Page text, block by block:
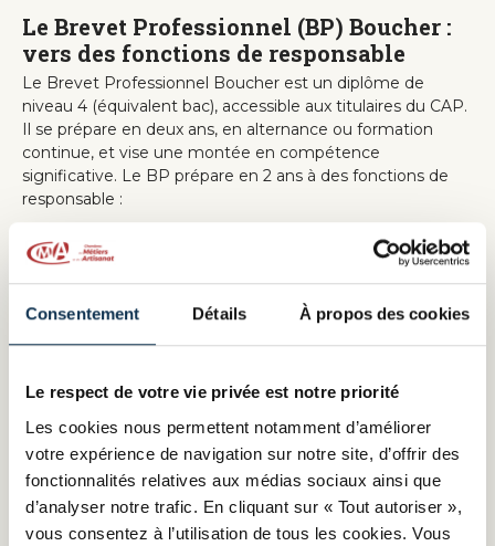
Consentement Détails À propos des cookies
Le respect de votre vie privée est notre priorité
Les cookies nous permettent notamment d’améliorer
votre expérience de navigation sur notre site, d’offrir des
fonctionnalités relatives aux médias sociaux ainsi que
d’analyser notre trafic. En cliquant sur « Tout autoriser »,
vous consentez à l’utilisation de tous les cookies. Vous
Le Brevet Professionnel (BP) Boucher :
vers des fonctions de responsable
Le Brevet Professionnel Boucher est un diplôme de
niveau 4 (équivalent bac), accessible aux titulaires du CAP.
Il se prépare en deux ans, en alternance ou formation
continue, et vise une montée en compétence
significative. Le BP prépare en 2 ans à des fonctions de
responsable :
Responsable de laboratoire
Ouvrier hautement qualifié
Le BP ouvre la voie à la création ou à la reprise d’une
boucherie, à l’encadrement d’équipe et à la formation de
Le BM (Brevet de Maîtrise) BM Boucher
Charcutier Traiteur RNCP38527
De l’exécution à la direction
Le BM (Brevet de Maîtrise) boucher-charcutier-traiteur est
un diplôme de niveau supérieur (anciennement niveau